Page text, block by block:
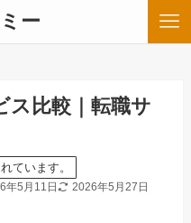
ー
ス比較｜転職サ
ています。
年5月11日 2026年5月27日